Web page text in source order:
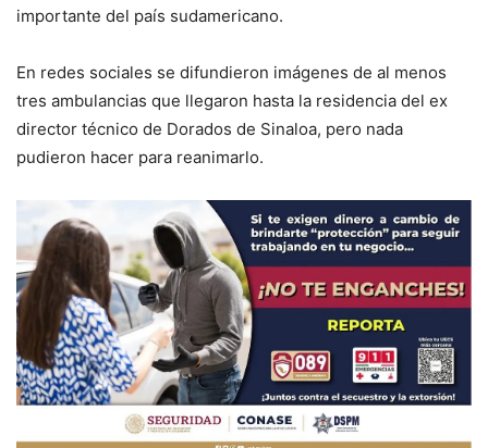
importante del país sudamericano.
En redes sociales se difundieron imágenes de al menos
tres ambulancias que llegaron hasta la residencia del ex
director técnico de Dorados de Sinaloa, pero nada
pudieron hacer para reanimarlo.